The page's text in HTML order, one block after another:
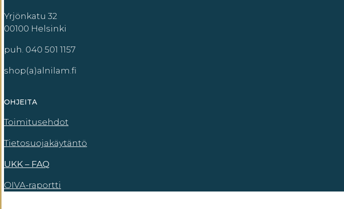
Yrjönkatu 32
00100 Helsinki
puh. 040 501 1157
shop(a)alnilam.fi
OHJEITA
Toimitusehdot
Tietosuojakäytäntö
UKK – FAQ
OIVA-raportti